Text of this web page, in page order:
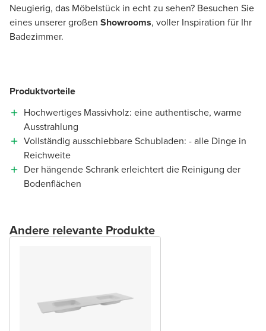
Neugierig, das Möbelstück in echt zu sehen? Besuchen Sie
eines unserer großen Showrooms, voller Inspiration für Ihr
Badezimmer.
Produktvorteile
Hochwertiges Massivholz: eine authentische, warme
Ausstrahlung
Vollständig ausschiebbare Schubladen: - alle Dinge in
Reichweite
Der hängende Schrank erleichtert die Reinigung der
Bodenflächen
Andere relevante Produkte